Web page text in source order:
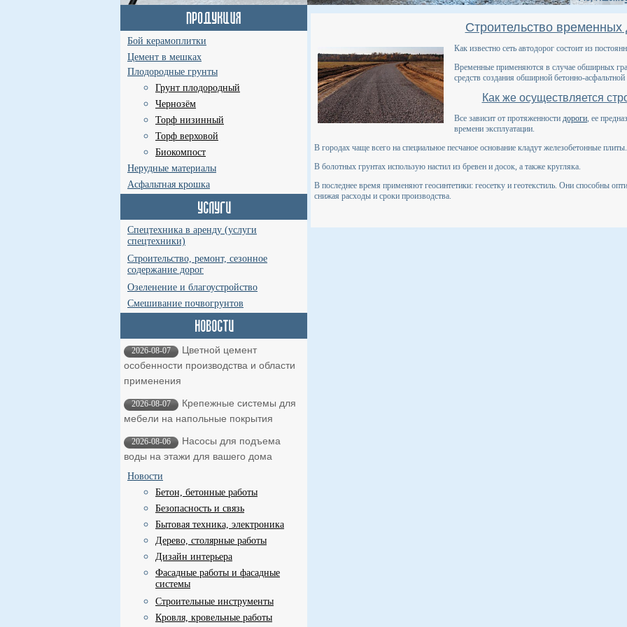
Бой керамоплитки
Цемент в мешках
Плодородные грунты
Грунт плодородный
Чернозём
Торф низинный
Торф верховой
Биокомпост
Нерудные материалы
Асфальтная крошка
Спецтехника в аренду (услуги
спецтехники)
Строительство, ремонт, сезонное
содержание дорог
Озеленение и благоустройство
Смешивание почвогрунтов
2026-08-07
Цветной цемент
особенности производства и области
применения
2026-08-07
Крепежные системы для
мебели на напольные покрытия
2026-08-06
Насосы для подъема
воды на этажи для вашего дома
Новости
Бетон, бетонные работы
Безопасность и связь
Бытовая техника, электроника
Дерево, столярные работы
Дизайн интерьера
Фасадные работы и фасадные
системы
Строительные инструменты
Кровля, кровельные работы
Строительство временных
Как известно сеть автодорог состоит из
Временные применяются в случае обширных
средств создания обширной бетонно-
Как же осуществляется
Все зависит от протяженности дороги, ее
времени эксплуатации.
В городах чаще всего на специальное песчаное основание кладут железобетонные плиты.
В болотных грунтах использую настил из бревен и досок, а также кругляка.
В последнее время применяют геосинтетики: геосетку и геотекстиль. Они способны
снижая расходы и сроки производства.